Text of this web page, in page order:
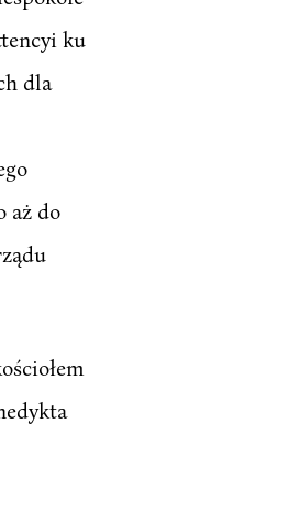
ku
dla
aż do